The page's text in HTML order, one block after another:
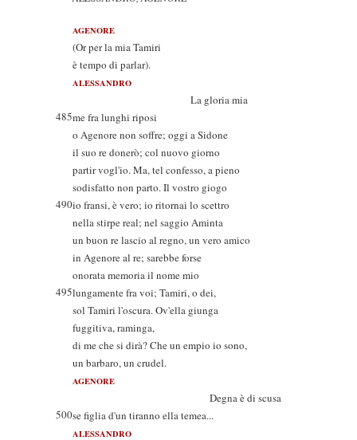
AGENORE
(Or per la mia Tamiri
è tempo di parlar).
ALESSANDRO
La gloria mia
485me fra lunghi riposi
o Agenore non soffre; oggi a Sidone
il suo re donerò; col nuovo giorno
partir vogl'io. Ma, tel confesso, a pieno
sodisfatto non parto. Il vostro giogo
490io fransi, è vero; io ritornai lo scettro
nella stirpe real; nel saggio Aminta
un buon re lascio al regno, un vero amico
in Agenore al re; sarebbe forse
onorata memoria il nome mio
495lungamente fra voi; Tamiri, o dei,
sol Tamiri l'oscura. Ov'ella giunga
fuggitiva, raminga,
di me che si dirà? Che un empio io sono,
un barbaro, un crudel.
AGENORE
Degna è di scusa
500se figlia d'un tiranno ella temea...
ALESSANDRO